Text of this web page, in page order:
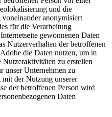
und die
anonymisiert
für die Verarbeitung
gewonnenen Daten
Nutzerverhalten der betroffenen
die Daten nutzen, um in
zu erstellen
unser Unternehmen zu
der Nutzung unserer
der betroffenen Person wird
Daten